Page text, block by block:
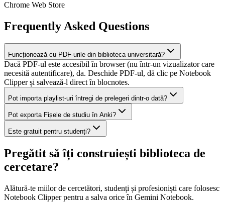
Chrome Web Store
Frequently Asked Questions
Funcționează cu PDF-urile din biblioteca universitară?
Dacă PDF-ul este accesibil în browser (nu într-un vizualizator care
necesită autentificare), da. Deschide PDF-ul, dă clic pe Notebook
Clipper și salvează-l direct în blocnotes.
Pot importa playlist-uri întregi de prelegeri dintr-o dată?
Pot exporta Fișele de studiu în Anki?
Este gratuit pentru studenți?
Pregătit să îți construiești biblioteca de
cercetare?
Alătură-te miilor de cercetători, studenți și profesioniști care folosesc
Notebook Clipper pentru a salva orice în Gemini Notebook.